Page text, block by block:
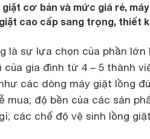
cơ bản và mức giá rẻ,
cao cấp sang trọng, thiết
là sự lựa chọn của phần
của gia đình từ 4 – 5 thành
các dòng máy giặt lồng
mua; độ bền của các sản
các chế độ vệ sinh lồng